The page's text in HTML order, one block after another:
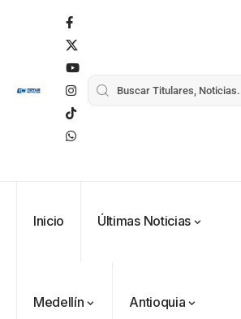
Inicio Últimas Noticias
Medellín Antioquia